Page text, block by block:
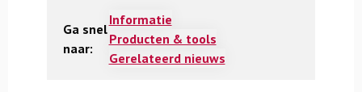
Ga snel
naar:
Informatie
Producten & tools
Gerelateerd nieuws